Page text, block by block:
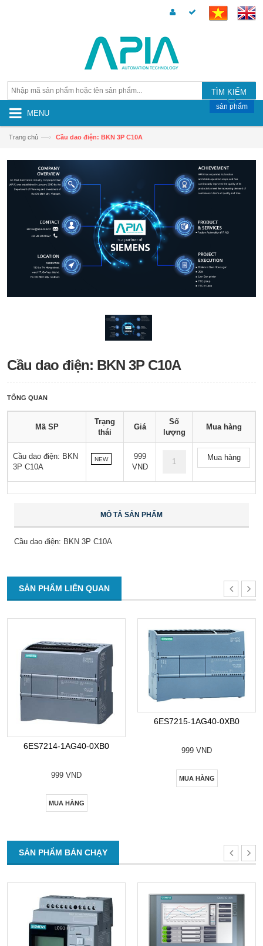
TÌM KIẾM
MENU
sản phẩm
Trang chủ —› Cầu dao điện: BKN 3P C10A
Cầu dao điện: BKN 3P C10A
TỔNG QUAN
Mã SP
Trạng
thái
Giá
Số
lượng
Mua hàng
Cầu dao điện: BKN
3P C10A
NEW
999
VND
Mua hàng
MÔ TẢ SẢN PHẨM
Cầu dao điện: BKN 3P C10A
SẢN PHẨM LIÊN QUAN
6ES7214-1AG40-0XB0
999 VND
MUA HÀNG
6ES7215-1AG40-0XB0
999 VND
MUA HÀNG
SẢN PHẨM BÁN CHẠY